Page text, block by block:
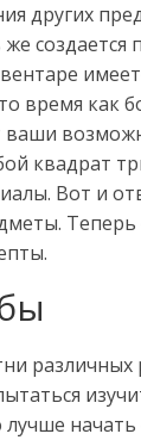
других
время как
ваши
квадрат
Вот и
Теперь
начать